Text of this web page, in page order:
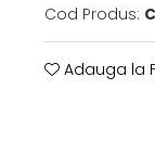
Cod Produs:
Adauga la